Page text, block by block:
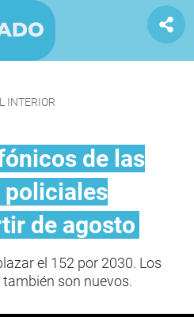
INTERIOR
de las
policiales
de agosto
el 152 por 2030. Los
son nuevos.